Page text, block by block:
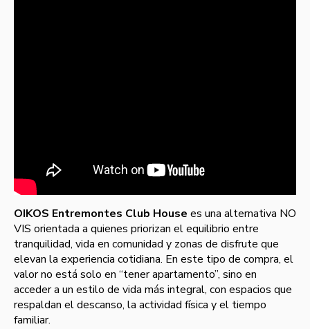
OIKOS Entremontes Club House es una alternativa NO
VIS orientada a quienes priorizan el equilibrio entre
tranquilidad, vida en comunidad y zonas de disfrute que
elevan la experiencia cotidiana. En este tipo de compra, el
valor no está solo en “tener apartamento”, sino en
acceder a un estilo de vida más integral, con espacios que
respaldan el descanso, la actividad física y el tiempo
familiar.